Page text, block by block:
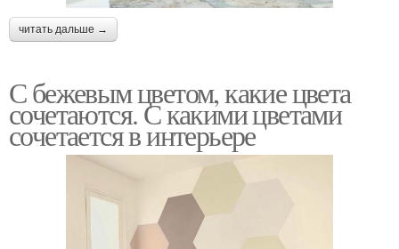
читать дальше →
С бежевым цветом, какие цвета
сочетаются. С какими цветами
сочетается в интерьере